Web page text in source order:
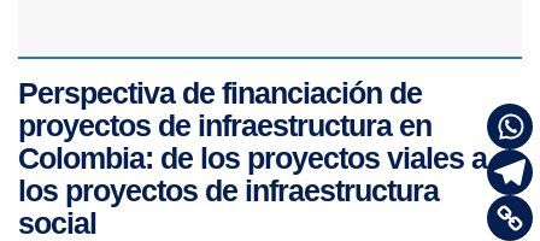
Perspectiva de financiación de
proyectos de infraestructura en
Colombia: de los proyectos viales a
los proyectos de infraestructura
social